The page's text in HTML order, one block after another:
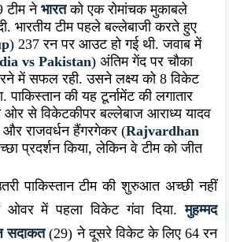
टीम नेभारतको एक रोमांचक मुकाबले
भारतीय टीम पहले बल्लेबाजी करते हुए
) 237 रन पर आउट हो गई थी. जवाब में
vs Pakistan) अंतिम गेंद पर चौका
में सफल रही. उसने लक्ष्य को 8 विकेट
की यह टूर्नामेंट की लगातार
ओर से विकेटकीपर बल्लेबाज आराध्य यादव
राजवर्धन हैंगरगेकर (Rajvardhan
प्रदर्शन किया, लेकिन वे टीम को जीत
पाकिस्तान टीम की शुरुआत अच्छी नहीं
ओवर में पहला विकेट गंवा दिया.मुहम्मद
सदाकत(29) ने दूसरे विकेट के लिए 64 रन